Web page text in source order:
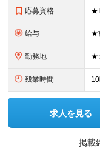
応募資格
給与
勤務地
残業時間
求人を見る
掲載